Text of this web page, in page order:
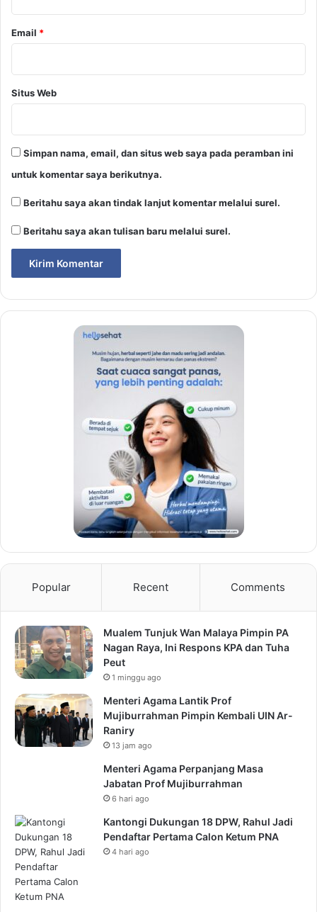
Email *
Situs Web
Simpan nama, email, dan situs web saya pada peramban ini
untuk komentar saya berikutnya.
Beritahu saya akan tindak lanjut komentar melalui surel.
Beritahu saya akan tulisan baru melalui surel.
Popular Recent Comments
Mualem Tunjuk Wan Malaya Pimpin PA
Nagan Raya, Ini Respons KPA dan Tuha
Peut
1 minggu ago
Menteri Agama Lantik Prof
Mujiburrahman Pimpin Kembali UIN Ar-
Raniry
13 jam ago
Menteri Agama Perpanjang Masa
Jabatan Prof Mujiburrahman
6 hari ago
Kantongi Dukungan 18 DPW, Rahul Jadi
Pendaftar Pertama Calon Ketum PNA
4 hari ago